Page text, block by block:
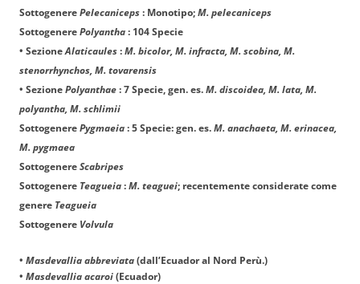
Sottogenere Pelecaniceps : Monotipo; M. pelecaniceps
Sottogenere Polyantha : 104 Specie
• Sezione Alaticaules : M. bicolor, M. infracta, M. scobina, M.
stenorrhynchos, M. tovarensis
• Sezione Polyanthae : 7 Specie, gen. es. M. discoidea, M. lata, M.
polyantha, M. schlimii
Sottogenere Pygmaeia : 5 Specie: gen. es. M. anachaeta, M. erinacea,
M. pygmaea
Sottogenere Scabripes
Sottogenere Teagueia : M. teaguei; recentemente considerate come
genere Teagueia
Sottogenere Volvula
• Masdevallia abbreviata (dall’Ecuador al Nord Perù.)
• Masdevallia acaroi (Ecuador)